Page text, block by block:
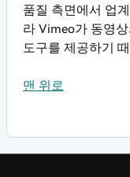
품질 측면에서 업
라 Vimeo가 동영
도구를 제공하기
맨 위로